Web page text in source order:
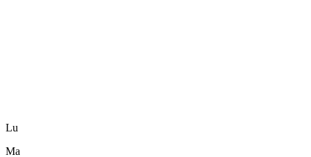
Lu
Ma